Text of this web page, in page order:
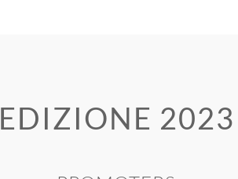
EDIZIONE 2023